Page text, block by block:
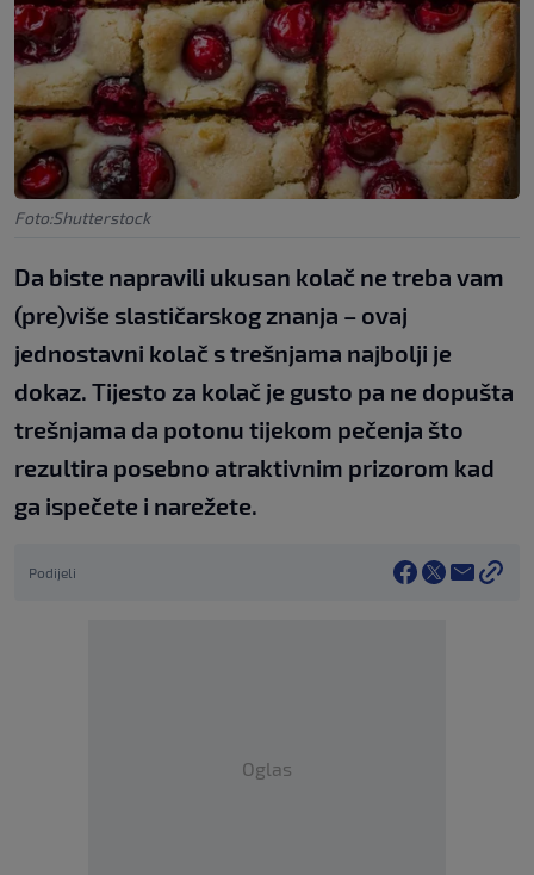
Foto:Shutterstock
Da biste napravili ukusan kolač ne treba vam
(pre)više slastičarskog znanja – ovaj
jednostavni kolač s trešnjama najbolji je
dokaz. Tijesto za kolač je gusto pa ne dopušta
trešnjama da potonu tijekom pečenja što
rezultira posebno atraktivnim prizorom kad
ga ispečete i narežete.
Podijeli
Oglas